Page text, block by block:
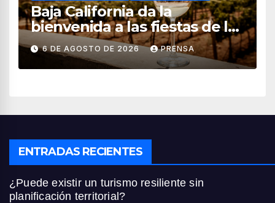
Baja California da la
bienvenida a las fiestas de la
vendimia 2026
6 DE AGOSTO DE 2026 PRENSA
ENTRADAS RECIENTES
¿Puede existir un turismo resiliente sin
planificación territorial?